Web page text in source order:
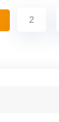
2